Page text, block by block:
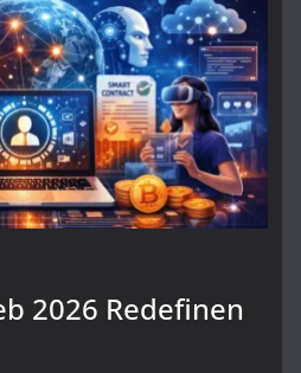
2026 Redefinen